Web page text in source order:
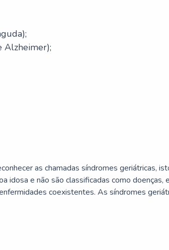
Alzheimer);
as chamadas síndromes geriátricas,
idosa e não são classificadas como doenças,
coexistentes. As síndromes